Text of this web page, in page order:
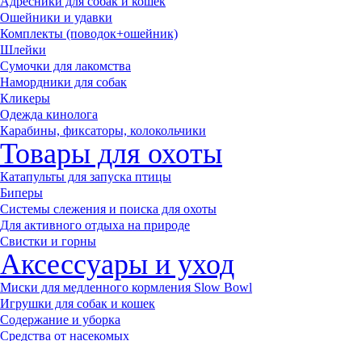
Ошейники и удавки
Комплекты (поводок+ошейник)
Шлейки
Сумочки для лакомства
Намордники для собак
Кликеры
Одежда кинолога
Карабины, фиксаторы, колокольчики
Товары для охоты
Катапульты для запуска птицы
Биперы
Системы слежения и поиска для охоты
Для активного отдыха на природе
Свистки и горны
Аксессуары и уход
Миски для медленного кормления Slow Bowl
Игрушки для собак и кошек
Содержание и уборка
Средства от насекомых